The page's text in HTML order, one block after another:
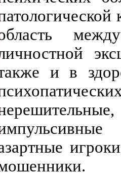
и в